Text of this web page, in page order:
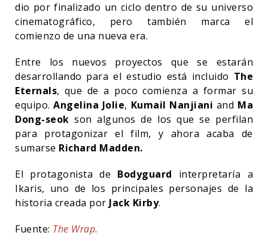
dio por finalizado un ciclo dentro de su universo
cinematográfico, pero también marca el
comienzo de una nueva era.
Entre los nuevos proyectos que se estarán
desarrollando para el estudio está incluido The
Eternals, que de a poco comienza a formar su
equipo. Angelina Jolie, Kumail Nanjiani and Ma
Dong-seokson algunos de los que se perfilan
para protagonizar el film, y ahora acaba de
sumarse Richard Madden.
El protagonista de Bodyguard interpretaría a
Ikaris, uno de los principales personajes de la
historia creada por Jack Kirby.
Fuente: The Wrap.